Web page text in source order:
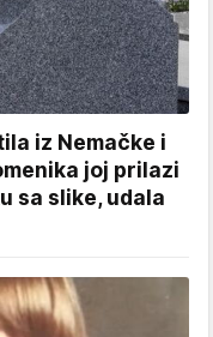
iz Nemačke i
joj prilazi
sa slike, udala